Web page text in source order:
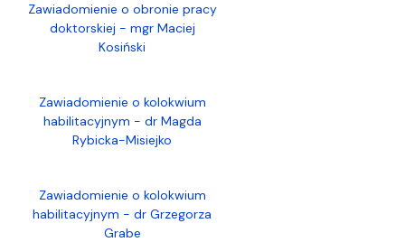
Zawiadomienie o obronie pracy
doktorskiej - mgr Maciej
Kosiński
Zawiadomienie o kolokwium
habilitacyjnym - dr Magda
Rybicka-Misiejko
Zawiadomienie o kolokwium
habilitacyjnym - dr Grzegorza
Grabe